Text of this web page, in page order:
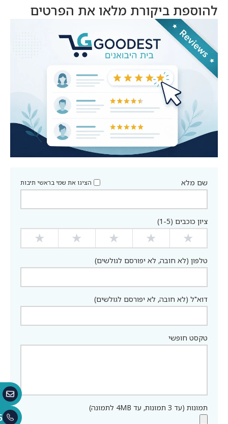
להוספת ביקורת מלאו את הפרטים
שם מלא הציגו את שמי בראשי תיבות
ציון כוכבים (1-5)
★
★
★
★
★
טלפון (לא חובה, לא יפורסם לגולשים)
דוא"ל (לא חובה, לא יפורסם לגולשים)
טקסט חופשי
תמונות (עד 3 תמונות, עד 4MB לתמונה)